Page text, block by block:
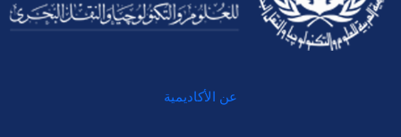
عن الأكاديمية